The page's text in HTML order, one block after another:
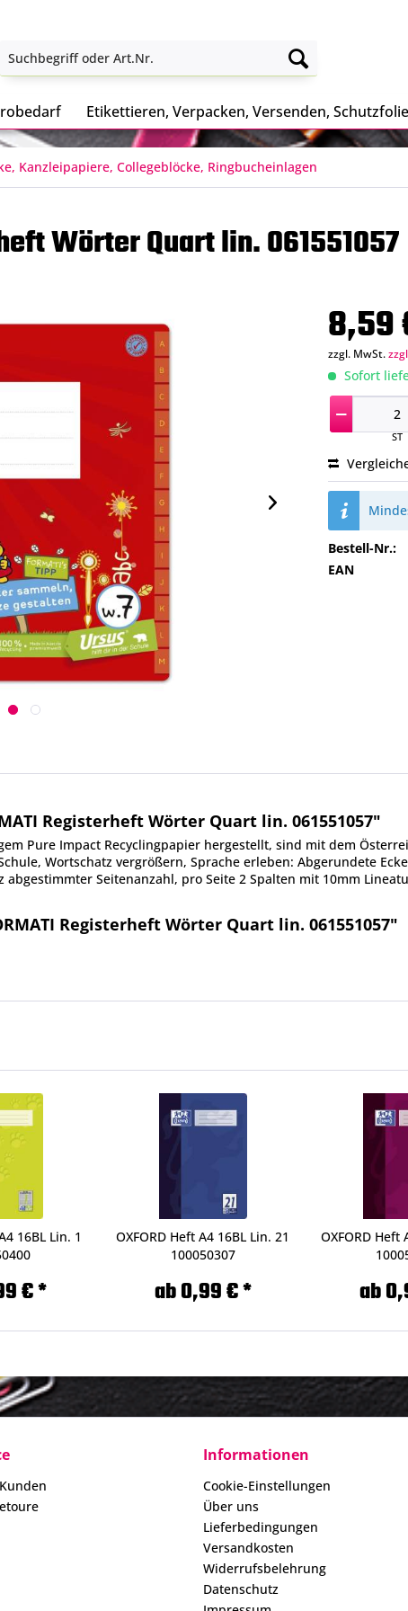
Etikettieren, Verpacken, Versenden,
Kanzleipapiere, Collegeblöcke, Ringbucheinlagen
Wörter Quart lin. 061551057
8,59
zzgl. MwSt.
Sofort
ST
Bestell-Nr.:
EAN
Registerheft Wörter Quart lin. 061551057"
Pure Impact Recyclingpapier hergestellt, sind mit dem
Wortschatz vergrößern, Sprache erleben: Abgerundete
Seitenanzahl, pro Seite 2 Spalten mit 10mm
Registerheft Wörter Quart lin. 061551057"
16BL Lin. 1
€ *
OXFORD Heft A4 16BL Lin. 21
100050307
ab 0,99 € *
OXFORD Heft
ab
Informationen
Cookie-Einstellungen
Über uns
Lieferbedingungen
Versandkosten
Widerrufsbelehrung
Datenschutz